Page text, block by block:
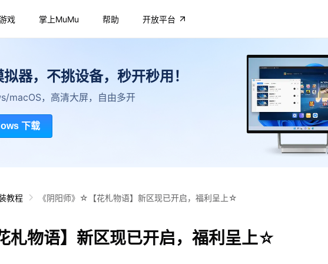
戏 掌上MuMu 帮助 开放平台
器，不挑设备，秒开秒用！
macOS，高清大屏，自由多开
下载
教程 《阴阳师》☆【花札物语】新区现已开启，福利呈上☆
札物语】新区现已开启，福利呈上☆